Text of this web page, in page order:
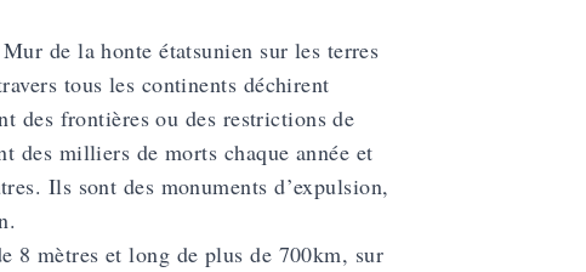
de la honte étatsunien sur les terres
tous les continents déchirent
des frontières ou des restrictions de
des milliers de morts chaque année et
Ils sont des monuments d’expulsion,
8 mètres et long de plus de 700km, sur